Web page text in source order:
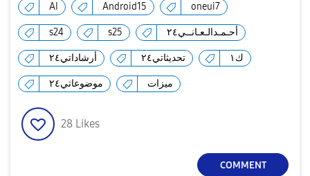
AI Android15 oneui7
s24 s25 أحـمـدالـعـانــي٢٤
أرشاداتي٢٤ تحديثاتي٢٤ ك١
موضوعاتي٢٤ ميزات
28 Likes
COMMENT